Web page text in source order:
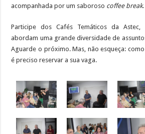
acompanhada por um saboroso coffee break.
Participe dos Cafés Temáticos da Astec,
abordam uma grande diversidade de
Aguarde o próximo. Mas, não esqueça:
é preciso reservar a sua vaga.